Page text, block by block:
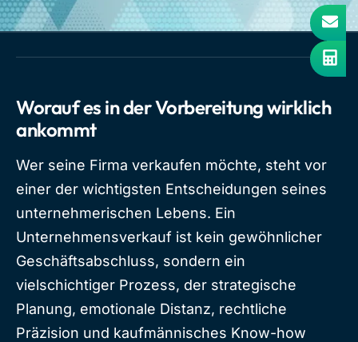
Worauf es in der Vorbereitung wirklich
ankommt
Wer seine Firma verkaufen möchte, steht vor
einer der wichtigsten Entscheidungen seines
unternehmerischen Lebens. Ein
Unternehmensverkauf ist kein gewöhnlicher
Geschäftsabschluss, sondern ein
vielschichtiger Prozess, der strategische
Planung, emotionale Distanz, rechtliche
Präzision und kaufmännisches Know-how